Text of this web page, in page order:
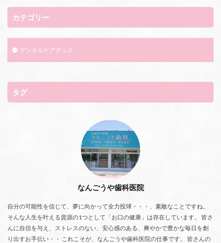
カテゴリー
デンタルケアグッズ
タグ
なんごうや歯科医院
自分の可能性を信じて、夢に向かって全力投球・・・、素敵なことですね。
そんな人生を叶える資源の1つとして「お口の健康」は存在しています。 皆さ
んに自信を与え、ストレスのない、安心感のある、爽やかで豊かな毎日を創
り出すお手伝い・・ これこそが、なんごうや歯科医院の仕事です。 皆さんの